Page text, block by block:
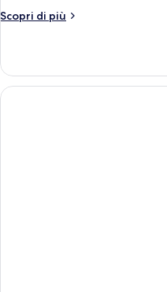
alla
Scopri di più
Altri
Deluxe,
accesso
alla